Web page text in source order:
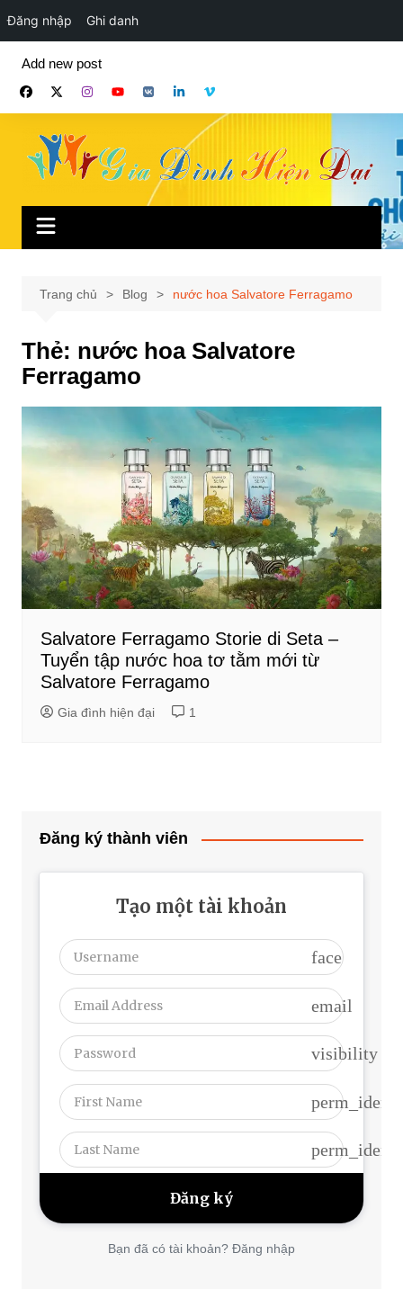
Đăng nhập Ghi danh
phần
Add new post
Trang chủ Blog nước hoa Salvatore Ferragamo
Thẻ: nước hoa Salvatore
Ferragamo
Salvatore Ferragamo Storie di Seta –
Tuyển tập nước hoa tơ tằm mới từ
Salvatore Ferragamo
Gia đình hiện đại 1
Đăng ký thành viên
Tạo một tài khoản
face
email
visibility
Bạn đã có tài khoản? Đăng nhập